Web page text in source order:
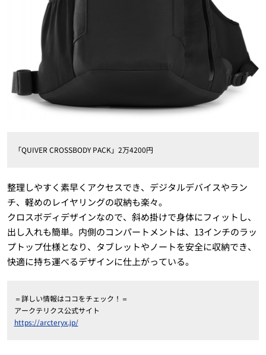
「QUIVER CROSSBODY PACK」2万4200円
整理しやすく素早くアクセスでき、デジタルデバイスやラン
チ、軽めのレイヤリングの収納も楽々。
クロスボディデザインなので、斜め掛けで身体にフィットし、
出し入れも簡単。内側のコンパートメントは、13インチのラッ
プトップ仕様となり、タブレットやノートを安全に収納でき、
快適に持ち運べるデザインに仕上がっている。
＝詳しい情報はココをチェック！＝
アークテリクス公式サイト
https://arcteryx.jp/